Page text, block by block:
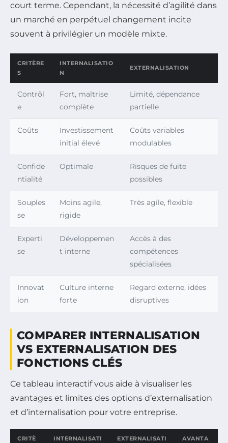
court terme. Cependant, la nécessité d’agilité dans
un marché en perpétuel changement incite
souvent à privilégier un modèle mixte.
CRITÈRE
S
INTERNALISATIO
N
EXTERNALISATION
Contrôl
e
Fort, maîtrise
complète
Limité, dépendance
partielle
Coûts
Investissement
initial élevé
Coûts variables
modulables
Confide
ntialité
Optimale
Risques de fuite
possibles
Souples
se
Moins agile,
rigide
Très agile, flexible
Experti
se
Développemen
t interne
Accès à des
compétences
spécialisées
Innovat
ion
Culture interne
forte
Regard externe, idées
disruptives
COMPARER INTERNALISATION
VS EXTERNALISATION DES
FONCTIONS CLÉS
Ce tableau interactif vous aide à visualiser les
avantages et limites des options d’externalisation
et d’internalisation pour votre entreprise.
CRITÈ
INTERNALISATI
EXTERNALISATI
AVANTA